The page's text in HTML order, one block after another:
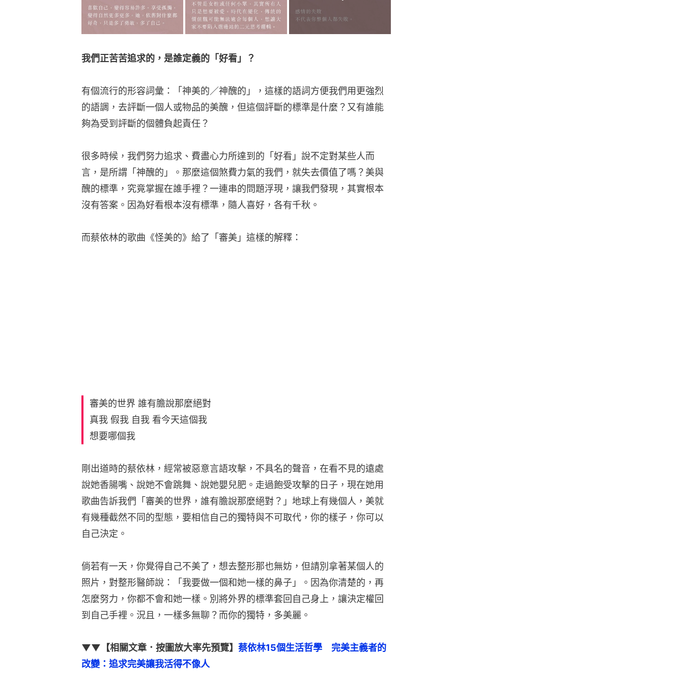
我們正苦苦追求的，是誰定義的「好看」？
有個流行的形容詞彙：「神美的／神醜的」，這樣的語詞方便我們用更強烈
的語調，去評斷一個人或物品的美醜，但這個評斷的標準是什麼？又有誰能
夠為受到評斷的個體負起責任？
很多時候，我們努力追求、費盡心力所達到的「好看」說不定對某些人而
言，是所謂「神醜的」。那麼這個煞費力氣的我們，就失去價值了嗎？美與
醜的標準，究竟掌握在誰手裡？一連串的問題浮現，讓我們發現，其實根本
沒有答案。因為好看根本沒有標準，隨人喜好，各有千秋。
而蔡依林的歌曲《怪美的》給了「審美」這樣的解釋：
審美的世界 誰有膽說那麼絕對
真我 假我 自我 看今天這個我
想要哪個我
剛出道時的蔡依林，經常被惡意言語攻擊，不具名的聲音，在看不見的遠處
說她香腸嘴、說她不會跳舞、說她嬰兒肥。走過飽受攻擊的日子，現在她用
歌曲告訴我們「審美的世界，誰有膽說那麼絕對？」地球上有幾個人，美就
有幾種截然不同的型態，要相信自己的獨特與不可取代，你的樣子，你可以
自己決定。
倘若有一天，你覺得自己不美了，想去整形那也無妨，但請別拿著某個人的
照片，對整形醫師說：「我要做一個和她一樣的鼻子」。因為你清楚的，再
怎麼努力，你都不會和她一樣。別將外界的標準套回自己身上，讓決定權回
到自己手裡。況且，一樣多無聊？而你的獨特，多美麗。
▼▼【相關文章．按圖放大率先預覽】 蔡依林15個生活哲學　完美主義者的
改變：追求完美讓我活得不像人